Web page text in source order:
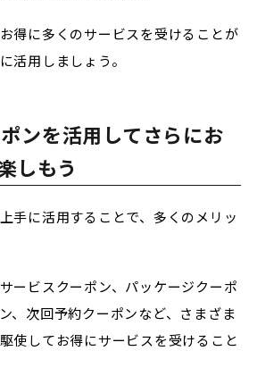
得に多くのサービスを受けることが
活用しましょう。
ンを活用してさらにお
しもう
手に活用することで、多くのメリッ
ービスクーポン、パッケージクーポ
、次回予約クーポンなど、さまざま
使してお得にサービスを受けること